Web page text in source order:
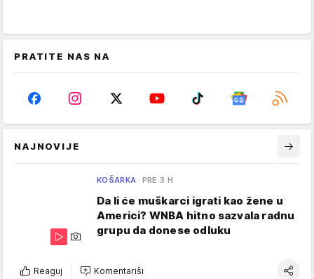
PRATITE NAS NA
NAJNOVIJE
KOŠARKA PRE 3 H
Da li će muškarci igrati kao žene u
Americi? WNBA hitno sazvala radnu
grupu da donese odluku
Reaguj Komentariši